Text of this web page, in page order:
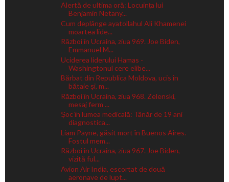
Alertă de ultima oră: Locuința lui
Benjamin Netany...
Cum deplânge ayatollahul Ali Khamenei
moartea lide...
Război în Ucraina, ziua 969. Joe Biden,
Emmanuel M...
Uciderea liderului Hamas -
Washingtonul cere elibe...
Bărbat din Republica Moldova, ucis în
bătaie și, m...
Război în Ucraina, ziua 968. Zelenski,
mesaj ferm ...
Șoc în lumea medicală: Tânăr de 19 ani
diagnostica...
Liam Payne, găsit mort în Buenos Aires.
Fostul mem...
Război în Ucraina, ziua 967. Joe Biden,
vizită ful...
Avion Air India, escortat de două
aeronave de lupt...